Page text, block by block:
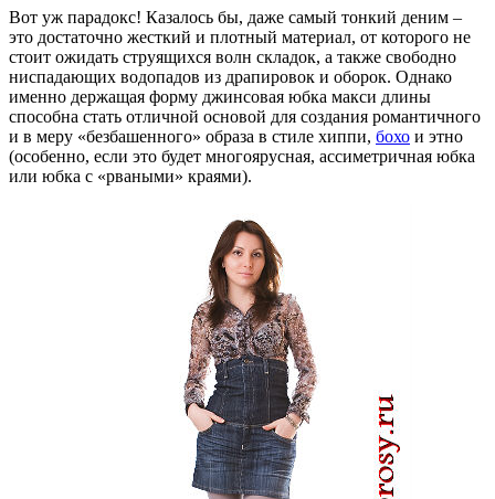
Вот уж парадокс! Казалось бы, даже самый тонкий деним –
это достаточно жесткий и плотный материал, от которого не
стоит ожидать струящихся волн складок, а также свободно
ниспадающих водопадов из драпировок и оборок. Однако
именно держащая форму джинсовая юбка макси длины
способна стать отличной основой для создания романтичного
и в меру «безбашенного» образа в стиле хиппи, бохо и этно
(особенно, если это будет многоярусная, ассиметричная юбка
или юбка с «рваными» краями).